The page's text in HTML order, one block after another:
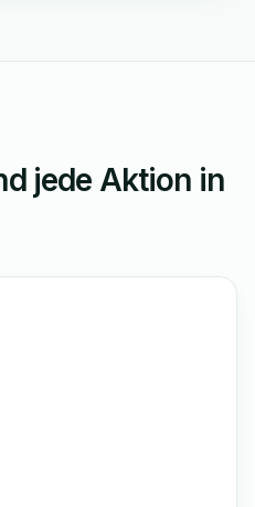
jede Aktion in